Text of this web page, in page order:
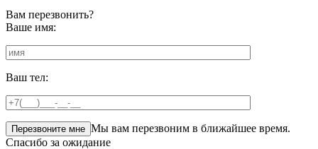
Вам перезвонить?
Ваше имя:
Ваш тел:
Мы вам перезвоним в ближайшее время.
Спасибо за ожидание